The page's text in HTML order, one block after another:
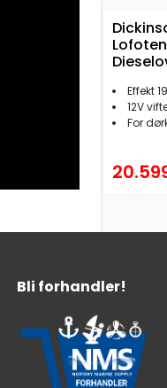
Lofoten
Effekt
12V
For
Bli forhandler!